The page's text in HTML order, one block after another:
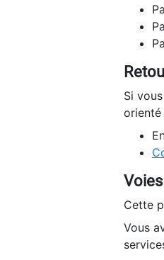
Si
orienté
Cette
Vous